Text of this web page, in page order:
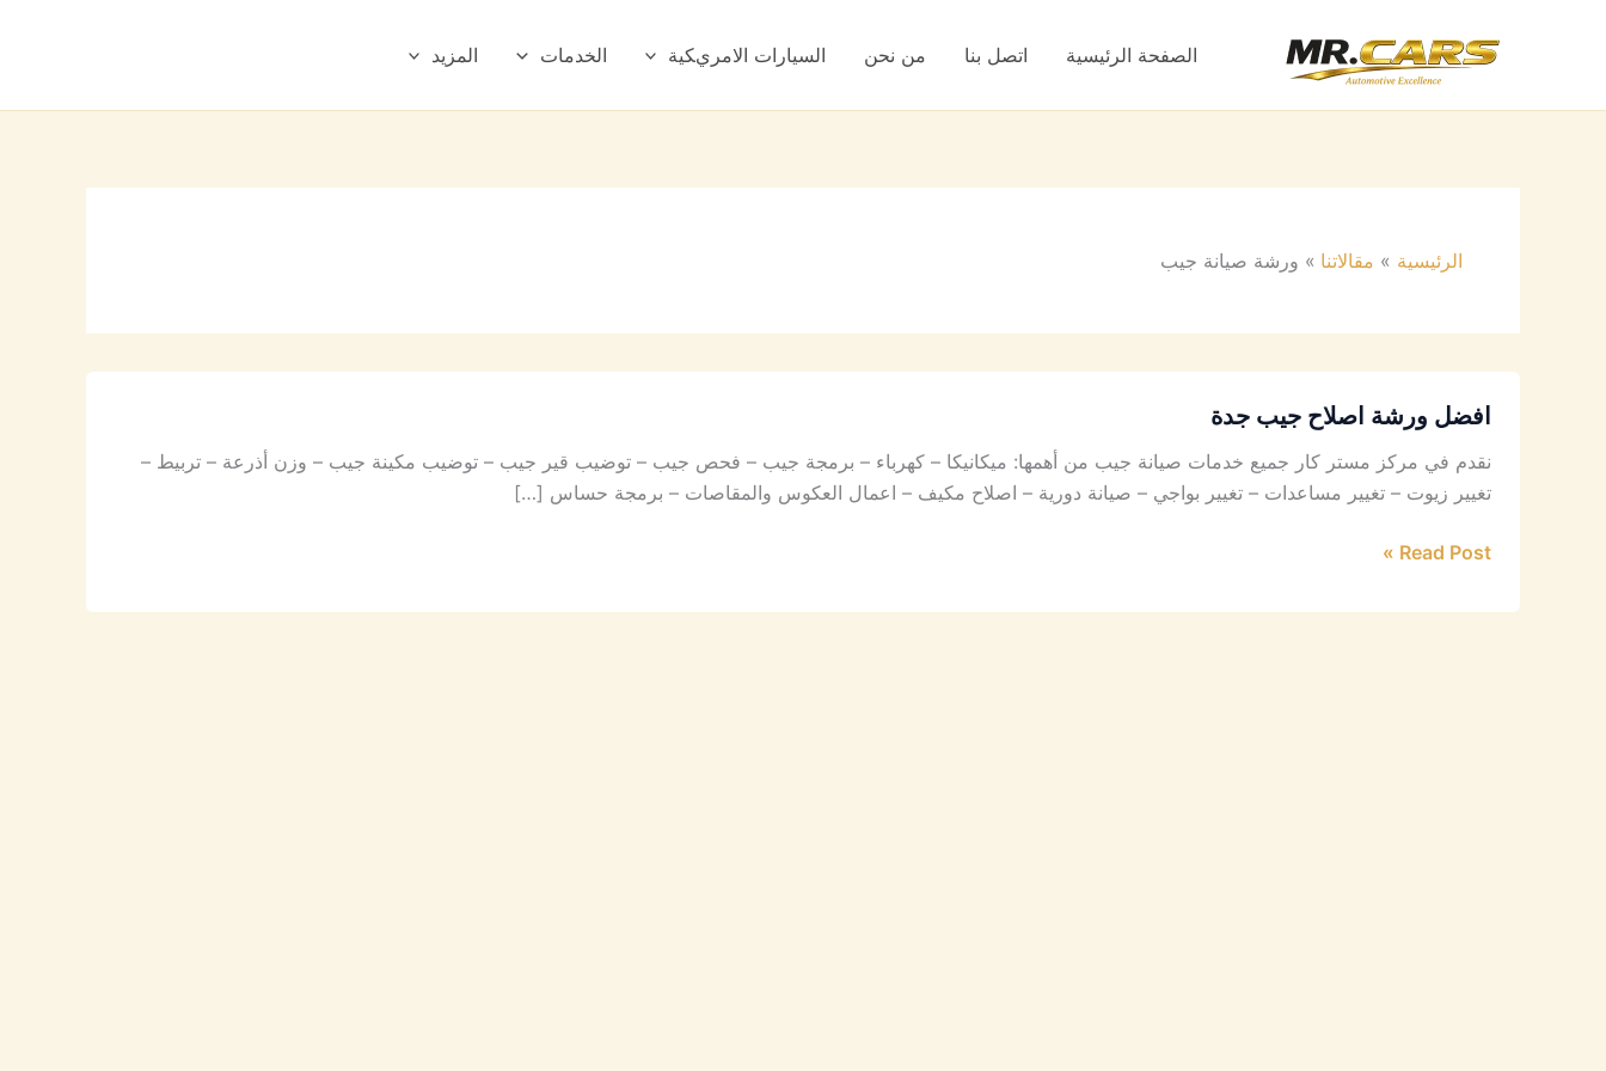
الصفحة الرئيسية اتصل بنا من نحن السيارات الامريكية الخدمات المزيد
الرئيسية مقالاتنا ورشة صيانة جيب
افضل ورشة اصلاح جيب جدة
نقدم في مركز مستر كار جميع خدمات صيانة جيب من أهمها: ميكانيكا – كهرباء – برمجة جيب – فحص جيب – توضيب قير جيب – توضيب مكينة جيب – وزن أذرعة – تربيط –
تغيير زيوت – تغيير مساعدات – تغيير بواجي – صيانة دورية – اصلاح مكيف – اعمال العكوس والمقاصات – برمجة حساس […]
Read Post »